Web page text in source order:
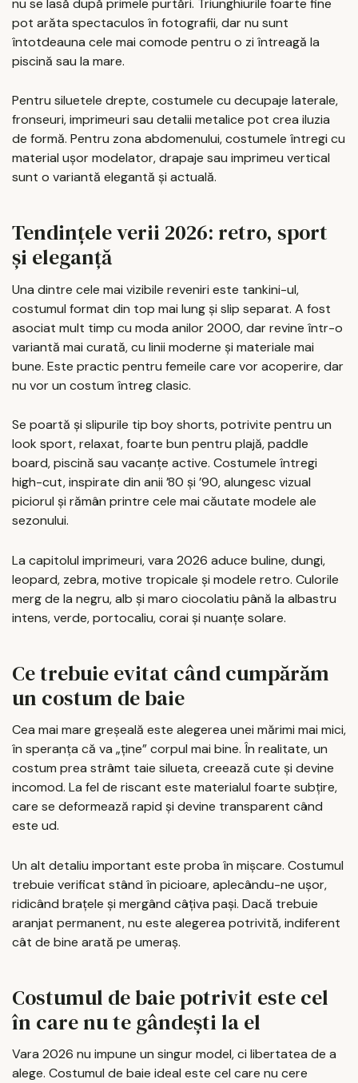
nu se lasă după primele purtări. Triunghiurile foarte fine
pot arăta spectaculos în fotografii, dar nu sunt
întotdeauna cele mai comode pentru o zi întreagă la
piscină sau la mare.
Pentru siluetele drepte, costumele cu decupaje laterale,
fronseuri, imprimeuri sau detalii metalice pot crea iluzia
de formă. Pentru zona abdomenului, costumele întregi cu
material ușor modelator, drapaje sau imprimeu vertical
sunt o variantă elegantă și actuală.
Tendințele verii 2026: retro, sport
și eleganță
Una dintre cele mai vizibile reveniri este tankini-ul,
costumul format din top mai lung și slip separat. A fost
asociat mult timp cu moda anilor 2000, dar revine într-o
variantă mai curată, cu linii moderne și materiale mai
bune. Este practic pentru femeile care vor acoperire, dar
nu vor un costum întreg clasic.
Se poartă și slipurile tip boy shorts, potrivite pentru un
look sport, relaxat, foarte bun pentru plajă, paddle
board, piscină sau vacanțe active. Costumele întregi
high-cut, inspirate din anii ’80 și ’90, alungesc vizual
piciorul și rămân printre cele mai căutate modele ale
sezonului.
La capitolul imprimeuri, vara 2026 aduce buline, dungi,
leopard, zebra, motive tropicale și modele retro. Culorile
merg de la negru, alb și maro ciocolatiu până la albastru
intens, verde, portocaliu, corai și nuanțe solare.
Ce trebuie evitat când cumpărăm
un costum de baie
Cea mai mare greșeală este alegerea unei mărimi mai mici,
în speranța că va „ține” corpul mai bine. În realitate, un
costum prea strâmt taie silueta, creează cute și devine
incomod. La fel de riscant este materialul foarte subțire,
care se deformează rapid și devine transparent când
este ud.
Un alt detaliu important este proba în mișcare. Costumul
trebuie verificat stând în picioare, aplecându-ne ușor,
ridicând brațele și mergând câțiva pași. Dacă trebuie
aranjat permanent, nu este alegerea potrivită, indiferent
cât de bine arată pe umeraș.
Costumul de baie potrivit este cel
în care nu te gândești la el
Vara 2026 nu impune un singur model, ci libertatea de a
alege. Costumul de baie ideal este cel care nu cere